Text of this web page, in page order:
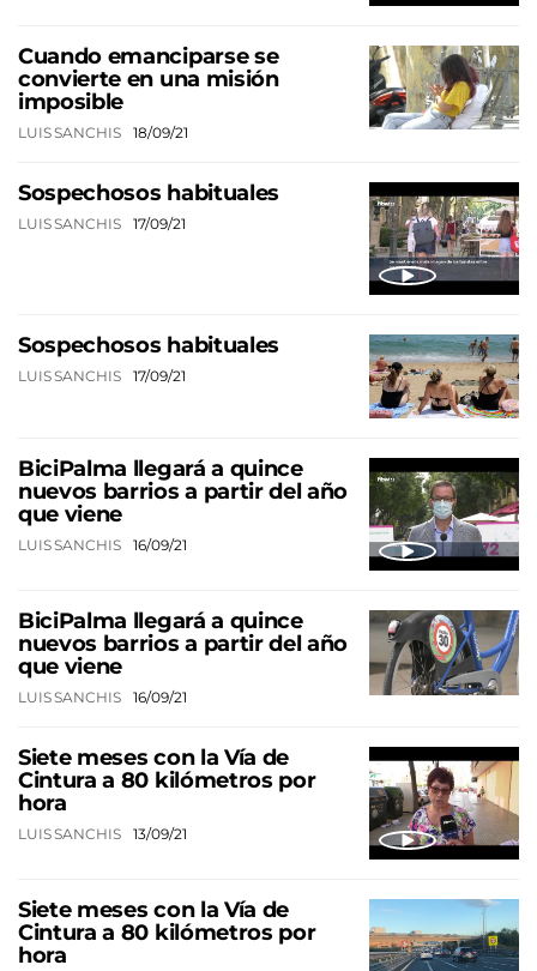
Cuando emanciparse se
convierte en una misión
imposible
LUIS SANCHIS 18/09/21
Sospechosos habituales
LUIS SANCHIS 17/09/21
Sospechosos habituales
LUIS SANCHIS 17/09/21
BiciPalma llegará a quince
nuevos barrios a partir del año
que viene
LUIS SANCHIS 16/09/21
BiciPalma llegará a quince
nuevos barrios a partir del año
que viene
LUIS SANCHIS 16/09/21
Siete meses con la Vía de
Cintura a 80 kilómetros por
hora
LUIS SANCHIS 13/09/21
Siete meses con la Vía de
Cintura a 80 kilómetros por
hora